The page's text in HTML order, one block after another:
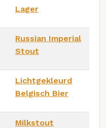
Lager
Russian Imperial
Stout
Lichtgekleurd
Belgisch Bier
Milkstout